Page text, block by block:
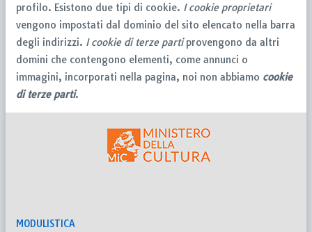
profilo. Esistono due tipi di cookie. I cookie proprietari
vengono impostati dal dominio del sito elencato nella barra
degli indirizzi. I cookie di terze partiprovengono da altri
domini che contengono elementi, come annunci o
immagini, incorporati nella pagina, noi non abbiamo cookie
di terze parti.
MODULISTICA